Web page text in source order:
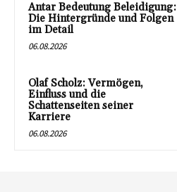
Antar Bedeutung Beleidigung:
Die Hintergründe und Folgen
im Detail
06.08.2026
Olaf Scholz: Vermögen,
Einfluss und die
Schattenseiten seiner
Karriere
06.08.2026